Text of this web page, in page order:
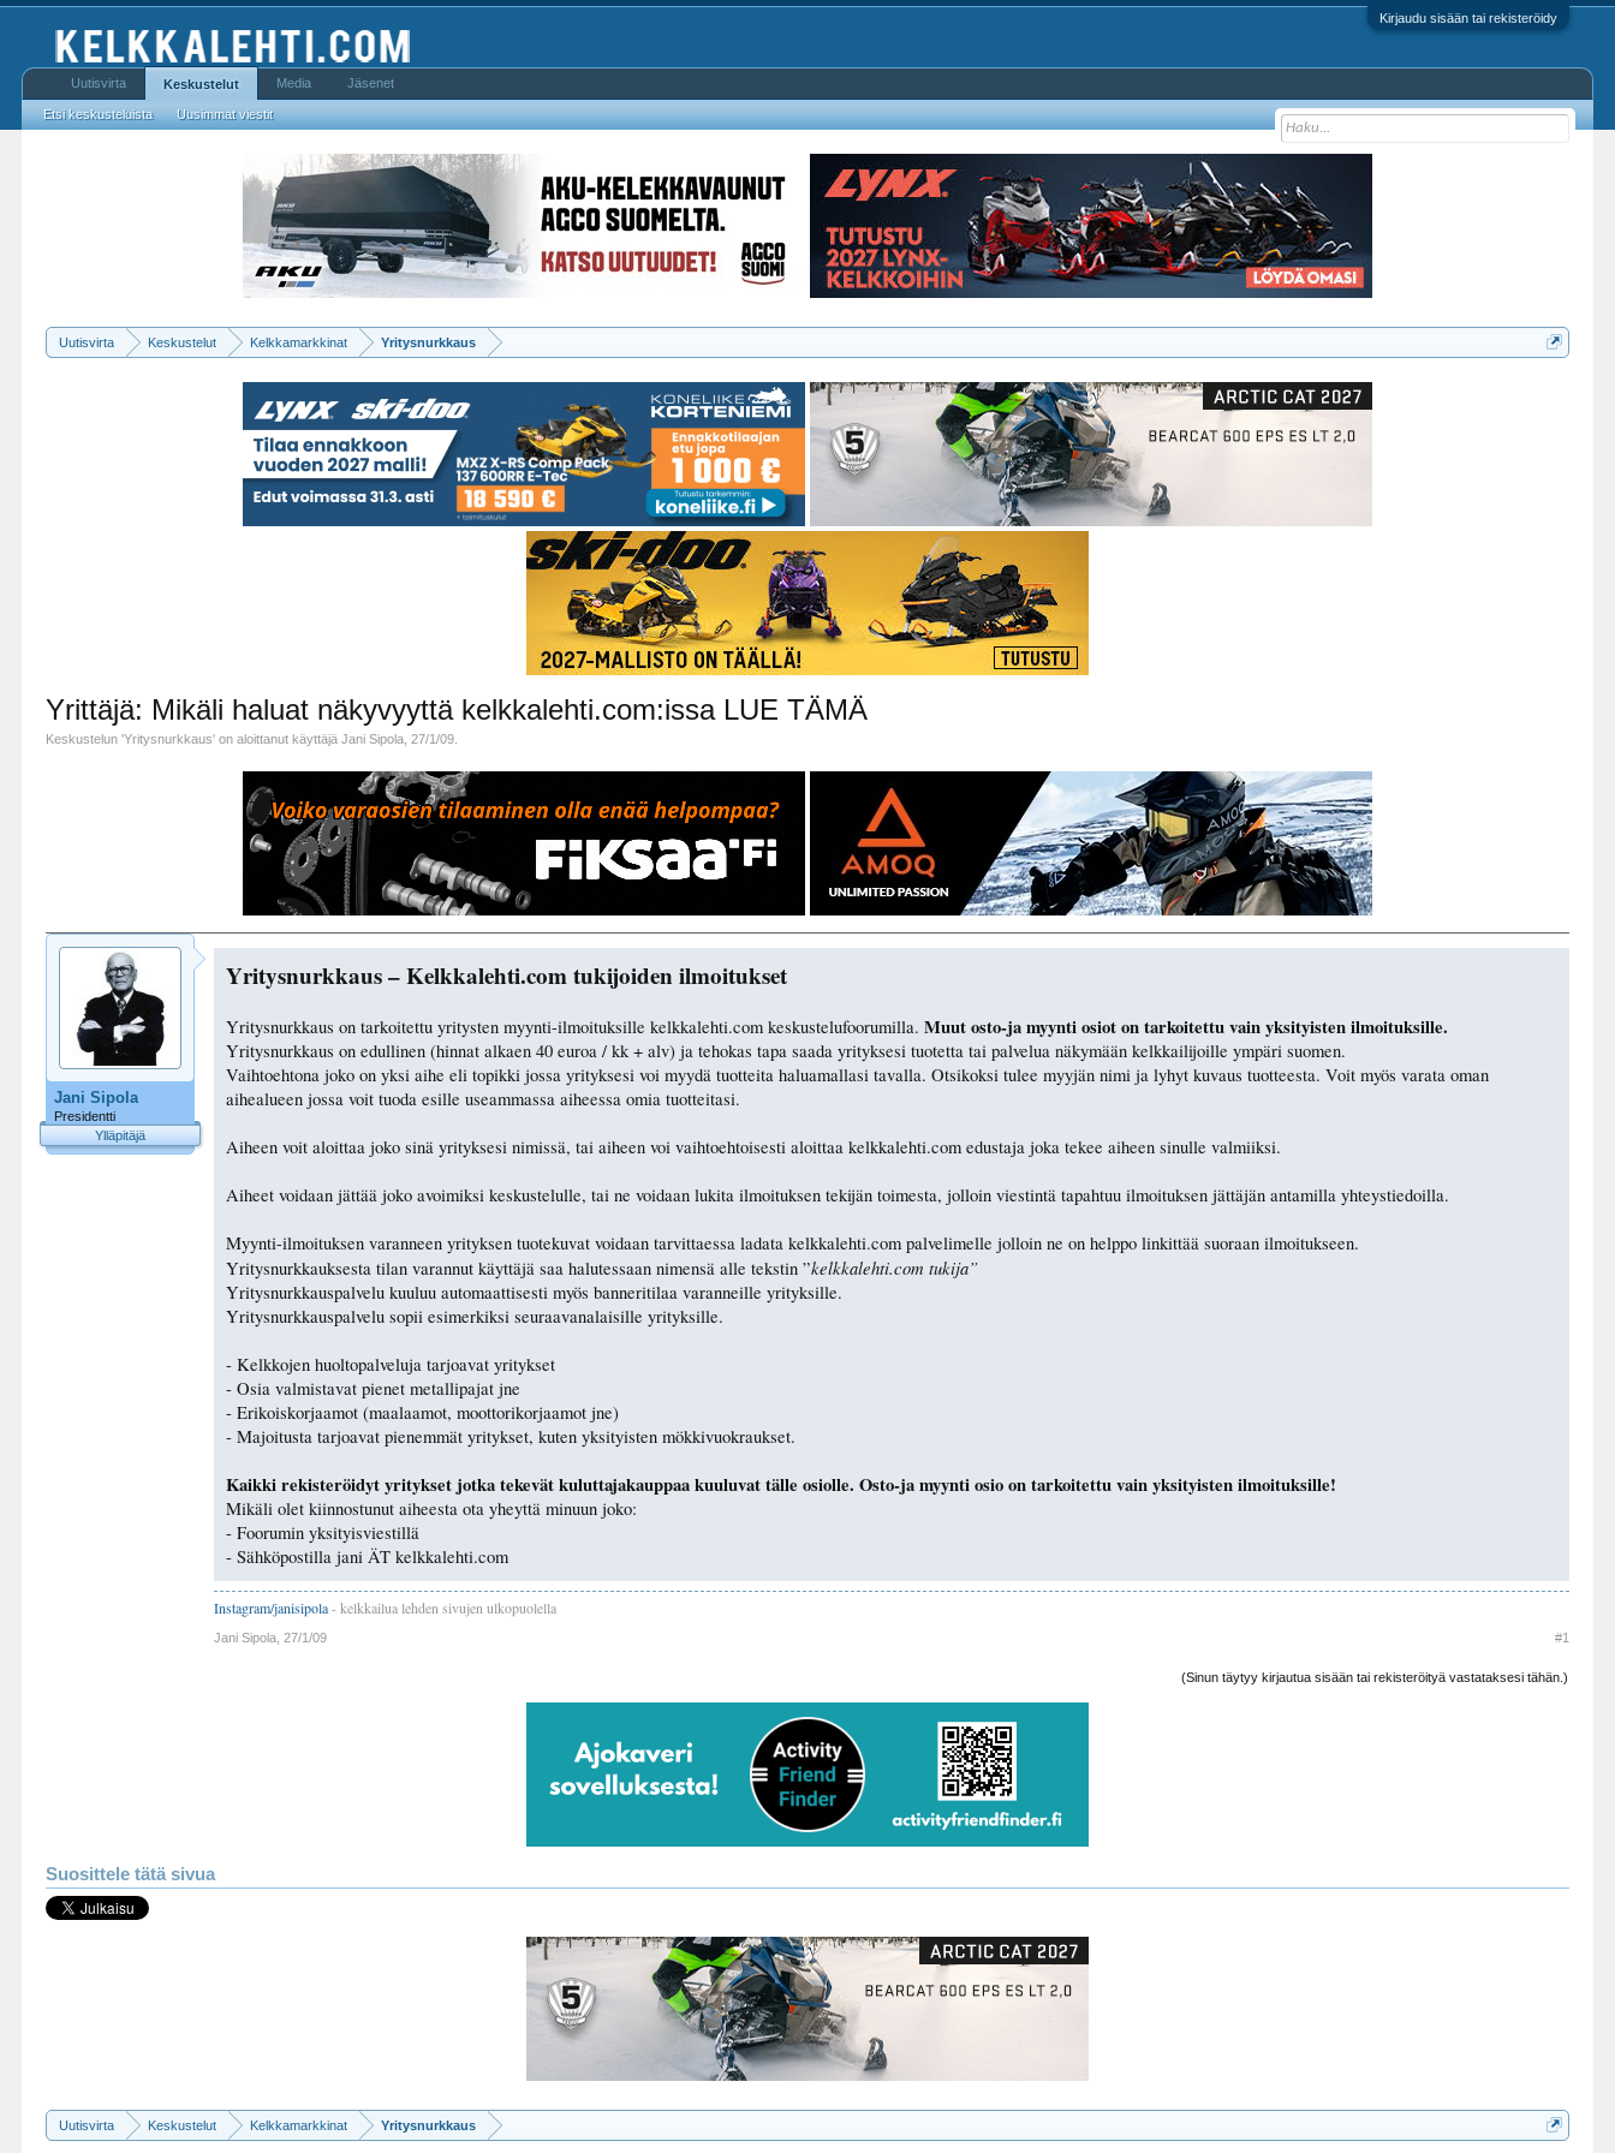
Kirjaudu sisään tai rekisteröidy
Uutisvirta Keskustelut Kelkkamarkkinat Yritysnurkkaus
Yrittäjä: Mikäli haluat näkyvyyttä kelkkalehti.com:issa LUE TÄMÄ
Keskustelun 'Yritysnurkkaus' on aloittanut käyttäjäJani Sipola ,27/1/09
Jani Sipola
Presidentti
Ylläpitäjä
Yritysnurkkaus – Kelkkalehti.com tukijoiden ilmoitukset
Yritysnurkkaus on tarkoitettu yritysten myynti-ilmoituksille kelkkalehti.com keskustelufoorumilla.Muut osto-ja myynti osiot on tarkoitettu vain yksityisten ilmoituksille.
Yritysnurkkaus on edullinen (hinnat alkaen 40 euroa / kk + alv) ja tehokas tapa saada yrityksesi tuotetta tai palvelua näkymään kelkkailijoille ympäri suomen.
Vaihtoehtona joko on yksi aihe eli topikki jossa yrityksesi voi myydä tuotteita haluamallasi tavalla. Otsikoksi tulee myyjän nimi ja lyhyt kuvaus tuotteesta. Voit myös varata oman
aihealueen jossa voit tuoda esille useammassa aiheessa omia tuotteitasi.
Aiheen voit aloittaa joko sinä yrityksesi nimissä, tai aiheen voi vaihtoehtoisesti aloittaa kelkkalehti.com edustaja joka tekee aiheen sinulle valmiiksi.
Aiheet voidaan jättää joko avoimiksi keskustelulle, tai ne voidaan lukita ilmoituksen tekijän toimesta, jolloin viestintä tapahtuu ilmoituksen jättäjän antamilla yhteystiedoilla.
Myynti-ilmoituksen varanneen yrityksen tuotekuvat voidaan tarvittaessa ladata kelkkalehti.com palvelimelle jolloin ne on helppo linkittää suoraan ilmoitukseen.
Yritysnurkkauksesta tilan varannut käyttäjä saa halutessaan nimensä alle tekstin ”kelkkalehti.com tukija”
Yritysnurkkauspalvelu kuuluu automaattisesti myös banneritilaa varanneille yrityksille.
Yritysnurkkauspalvelu sopii esimerkiksi seuraavanalaisille yrityksille.
- Kelkkojen huoltopalveluja tarjoavat yritykset
- Osia valmistavat pienet metallipajat jne
- Erikoiskorjaamot (maalaamot, moottorikorjaamot jne)
- Majoitusta tarjoavat pienemmät yritykset, kuten yksityisten mökkivuokraukset.
Kaikki rekisteröidyt yritykset jotka tekevät kuluttajakauppaa kuuluvat tälle osiolle. Osto-ja myynti osio on tarkoitettu vain yksityisten ilmoituksille!
Mikäli olet kiinnostunut aiheesta ota yheyttä minuun joko:
- Foorumin yksityisviestillä
- Sähköpostilla jani ÄT kelkkalehti.com
Instagram/janisipola- kelkkailua lehden sivujen ulkopuolella
Jani Sipola 27/1/09 #1
(Sinun täytyy kirjautua sisään tai rekisteröityä vastataksesi tähän.)
Suosittele tätä sivua
Uutisvirta Keskustelut Kelkkamarkkinat Yritysnurkkaus
Uutisvirta Keskustelut
Etsi keskusteluista Uusimmat viestit
Media Jäsenet